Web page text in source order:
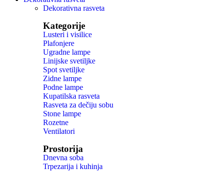
Dekorativna rasveta
Kategorije
Lusteri i visilice
Plafonjere
Ugradne lampe
Linijske svetiljke
Spot svetiljke
Zidne lampe
Podne lampe
Kupatilska rasveta
Rasveta za dečiju sobu
Stone lampe
Rozetne
Ventilatori
Prostorija
Dnevna soba
Trpezarija i kuhinja